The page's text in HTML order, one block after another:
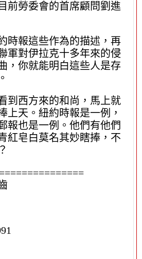
前勞委會的首席顧問劉進
時報這些作為的描述，再
軍對伊拉克十多年來的侵
，你就能明白這些人是存
到西方來的和尚，馬上就
上天。紐約時報是一例，
報也是一例。他們有他們
紅皂白莫名其妙瞎捧，不